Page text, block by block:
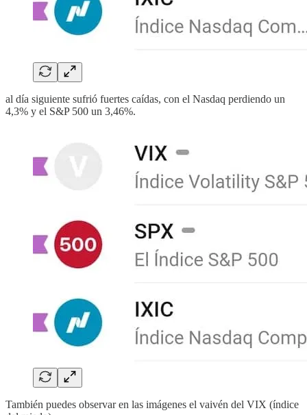
al día siguiente sufrió fuertes caídas, con el Nasdaq perdiendo un
4,3% y el S&P 500 un 3,46%.
También puedes observar en las imágenes el vaivén del VIX (índice